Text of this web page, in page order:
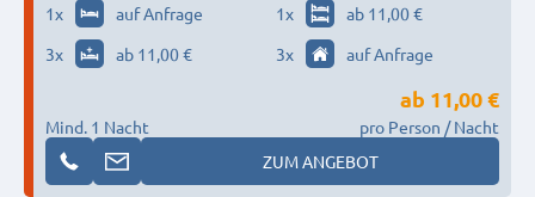
1x auf Anfrage 1x
ab 11,00 €
3x ab 11,00 € 3x auf Anfrage
Mind. 1 Nacht
ab 11,00 €
pro Person / Nacht
ZUM ANGEBOT